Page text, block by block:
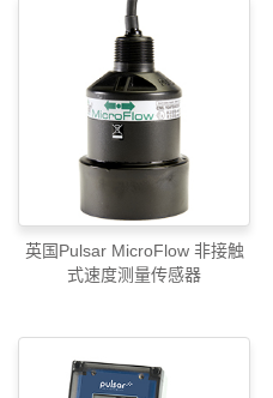
英国Pulsar MicroFlow 非接触
式速度测量传感器